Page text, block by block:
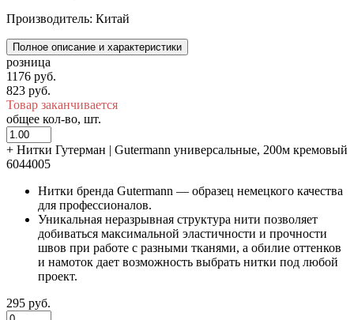
Производитель: Китай
Полное описание и характеристики
розница
1176 руб.
823 руб.
Товар заканчивается
общее кол-во, шт.
+ Нитки Гутерман | Gutermann универсальные, 200м кремовый
6044005
Нитки бренда Gutermann — образец немецкого качества
для профессионалов.
Уникальная неразрывная структура нити позволяет
добиваться максимальной эластичности и прочности
швов при работе с разными тканями, а обилие оттенков
и намоток дает возможность выбрать нитки под любой
проект.
295 руб.